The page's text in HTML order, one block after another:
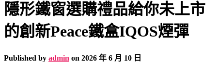
隱形鐵窗選購禮品給你未上市
的創新Peace鐵盒IQOS煙彈
Published by admin on 2026 年 6 月 10 日